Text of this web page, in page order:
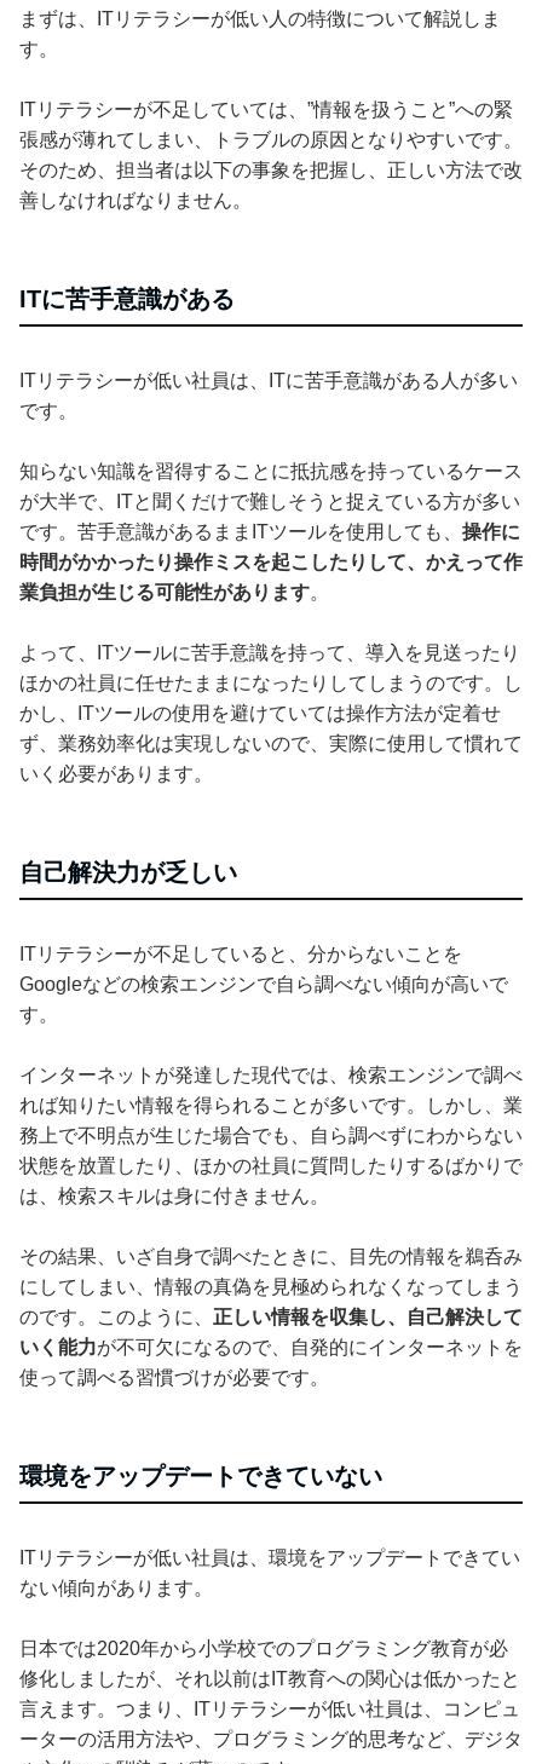
まずは、ITリテラシーが低い人の特徴について解説しま
す。
ITリテラシーが不足していては、”情報を扱うこと”への緊
張感が薄れてしまい、トラブルの原因となりやすいです。
そのため、担当者は以下の事象を把握し、正しい方法で改
善しなければなりません。
ITに苦手意識がある
ITリテラシーが低い社員は、ITに苦手意識がある人が多い
です。
知らない知識を習得することに抵抗感を持っているケース
が大半で、ITと聞くだけで難しそうと捉えている方が多い
です。苦手意識があるままITツールを使用しても、 操作に
時間がかかったり操作ミスを起こしたりして、かえって作
業負担が生じる可能性があります。
よって、ITツールに苦手意識を持って、導入を見送ったり
ほかの社員に任せたままになったりしてしまうのです。し
かし、ITツールの使用を避けていては操作方法が定着せ
ず、業務効率化は実現しないので、実際に使用して慣れて
いく必要があります。
自己解決力が乏しい
ITリテラシーが不足していると、分からないことを
Googleなどの検索エンジンで自ら調べない傾向が高いで
す。
インターネットが発達した現代では、検索エンジンで調べ
れば知りたい情報を得られることが多いです。しかし、業
務上で不明点が生じた場合でも、自ら調べずにわからない
状態を放置したり、ほかの社員に質問したりするばかりで
は、検索スキルは身に付きません。
その結果、いざ自身で調べたときに、目先の情報を鵜呑み
にしてしまい、情報の真偽を見極められなくなってしまう
のです。このように、 正しい情報を収集し、自己解決して
いく能力が不可欠になるので、自発的にインターネットを
使って調べる習慣づけが必要です。
環境をアップデートできていない
ITリテラシーが低い社員は、環境をアップデートできてい
ない傾向があります。
日本では2020年から小学校でのプログラミング教育が必
修化しましたが、それ以前はIT教育への関心は低かったと
言えます。つまり、ITリテラシーが低い社員は、コンピュ
ーターの活用方法や、プログラミング的思考など、デジタ